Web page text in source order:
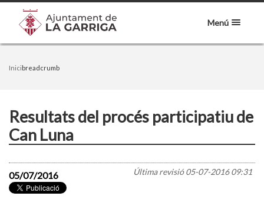
Menú
Inicibreadcrumb
Resultats del procés participatiu de
Can Luna
Última revisió05-07-2016 09:31
05/07/2016